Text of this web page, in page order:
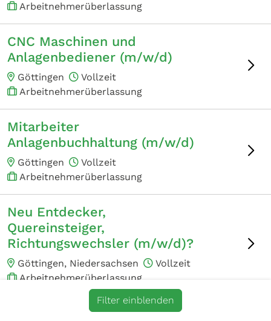
Filter einblenden
Arbeitnehmerüberlassung
CNC Maschinen und
Anlagenbediener (m/w/d)
Göttingen
Vollzeit
Arbeitnehmerüberlassung
Mitarbeiter
Anlagenbuchhaltung (m/w/d)
Göttingen
Vollzeit
Arbeitnehmerüberlassung
Neu Entdecker,
Quereinsteiger,
Richtungswechsler (m/w/d)?
Göttingen, Niedersachsen
Vollzeit
Arbeitnehmerüberlassung
Techniker Anlagentechnik